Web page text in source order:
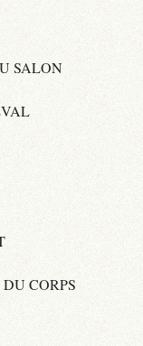
SALON
CORPS